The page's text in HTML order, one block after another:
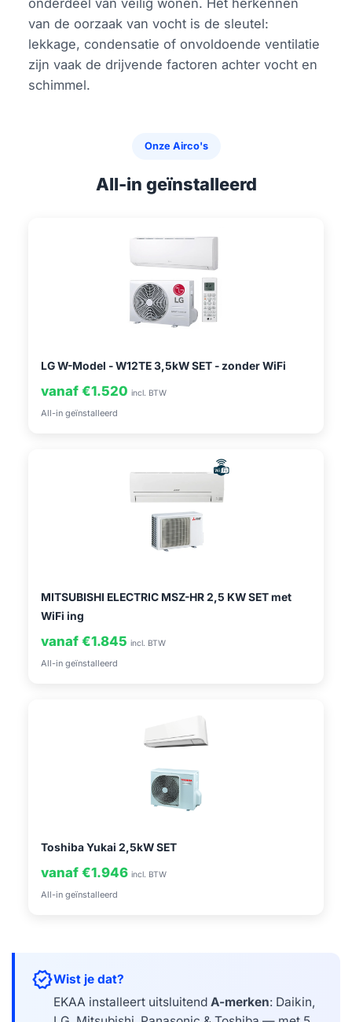
onderdeel van veilig wonen. Het herkennen
van de oorzaak van vocht is de sleutel:
lekkage, condensatie of onvoldoende ventilatie
zijn vaak de drijvende factoren achter vocht en
schimmel.
Onze Airco's
All-in geïnstalleerd
LG W-Model - W12TE 3,5kW SET - zonder WiFi
vanaf €1.520 incl. BTW
All-in geïnstalleerd
MITSUBISHI ELECTRIC MSZ-HR 2,5 KW SET met
WiFi ing
vanaf €1.845 incl. BTW
All-in geïnstalleerd
Toshiba Yukai 2,5kW SET
vanaf €1.946 incl. BTW
All-in geïnstalleerd
verifiedWist je dat?
EKAA installeert uitsluitendA-merken: Daikin,